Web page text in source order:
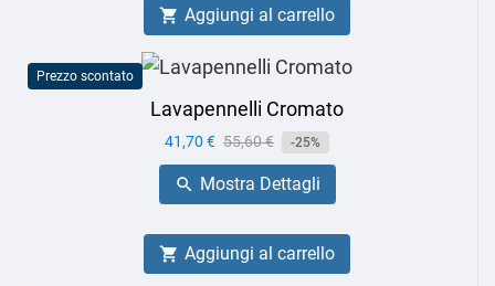
 Aggiungi al carrello
Prezzo scontato
Lavapennelli Cromato
Prezzo
41,70 € Prezzo
base
55,60 € -25%
 Mostra Dettagli
 Aggiungi al carrello